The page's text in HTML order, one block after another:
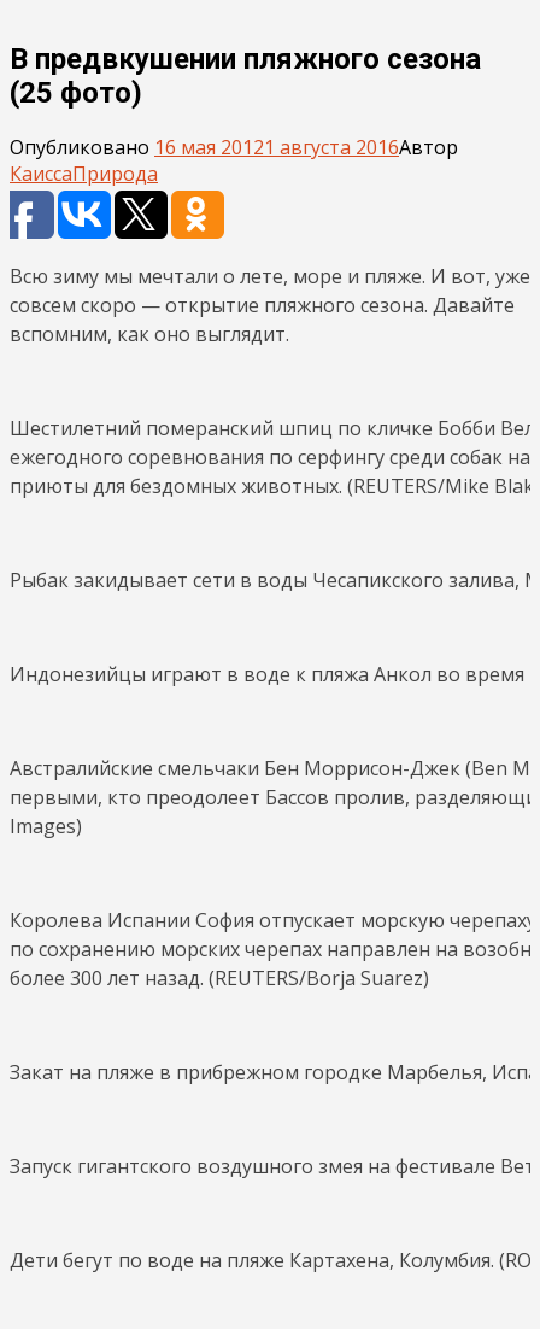
В предвкушении пляжного сезона
(25 фото)
Опубликовано 16 мая 20121 августа 2016Автор
КаиссаПрирода
Всю зиму мы мечтали о лете, море и пляже. И вот, уже
совсем скоро — открытие пляжного сезона. Давайте
вспомним, как оно выглядит.
Шестилетний померанский шпиц по кличке Бобби
ежегодного соревнования по серфингу среди собак
приюты для бездомных животных. (REUTERS/Mike
Рыбак закидывает сети в воды Чесапикского
Индонезийцы играют в воде к пляжа Анкол во время
Австралийские смельчаки Бен Моррисон-Джек (Ben
первыми, кто преодолеет Бассов пролив,
Images)
Королева Испании София отпускает морскую
по сохранению морских черепах направлен на
более 300 лет назад. (REUTERS/Borja Suarez)
Закат на пляже в прибрежном городке Марбелья,
Запуск гигантского воздушного змея на фестивале
Дети бегут по воде на пляже Картахена, Колумбия.